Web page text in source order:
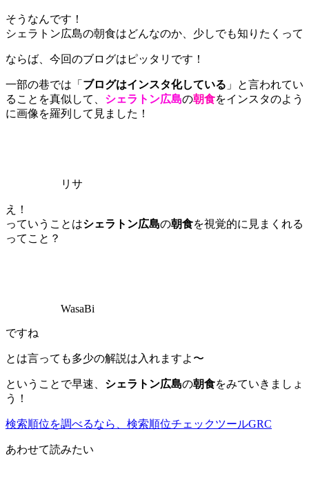
そうなんです！
シェラトン広島の朝食はどんなのか、少しでも知りたくって
ならば、今回のブログはピッタリです！
一部の巷では「 ブログはインスタ化している 」と言われてい
ることを真似して、 シェラトン広島の朝食をインスタのよう
に画像を羅列して見ました！
リサ
え！
っていうことはシェラトン広島の朝食を視覚的に見まくれる
ってこと？
WasaBi
ですね
とは言っても多少の解説は入れますよ〜
ということで早速、 シェラトン広島の朝食をみていきましょ
う！
検索順位を調べるなら、検索順位チェックツールGRC
あわせて読みたい